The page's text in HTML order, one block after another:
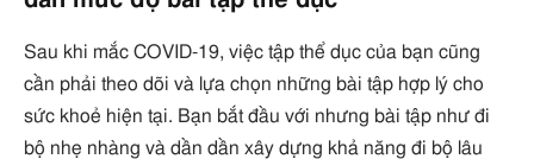
Sau khi mắc COVID-19, việc tập thể dục của bạn cũng
cần phải theo dõi và lựa chọn những bài tập hợp lý cho
sức khoẻ hiện tại. Bạn bắt đầu với nhưng bài tập như đi
bộ nhẹ nhàng và dần dần xây dựng khả năng đi bộ lâu